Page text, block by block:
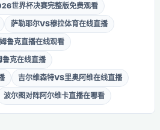
世界杯决赛完整版免费观看
萨勒耶尔VS穆拉体育在线直播
鲁克直播在线观看
克在线直播
吉尔维森特VS里奥阿维在线直播
波尔图对阵阿尔维卡直播在哪看